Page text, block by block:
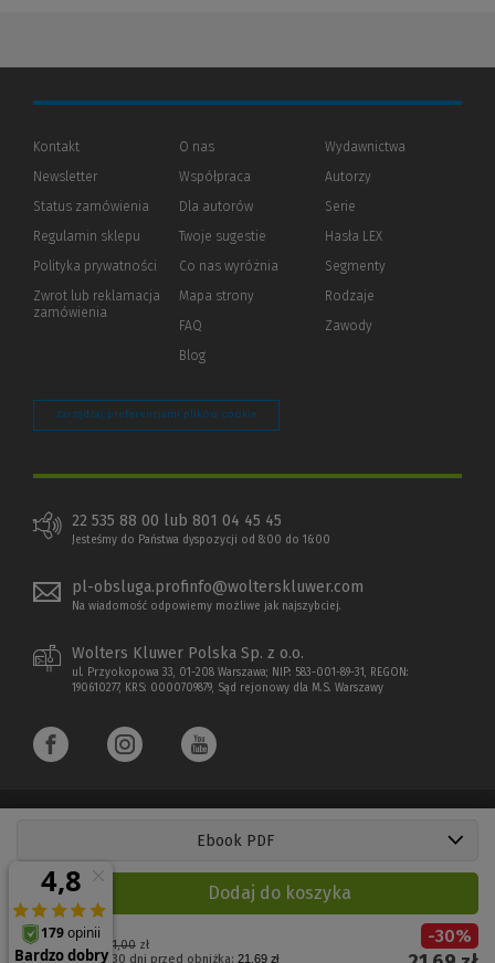
Ebook PDF
Cena regularna: 31,00zł
Najniższa cena z 30 dni przed obniżką:21,69 zł
-30%
Dodaj do koszyka
Kontakt
Newsletter
Status zamówienia
Regulamin sklepu
Polityka prywatności (Nowe
(Link
innej
Zwrot lub reklamacja
zamówienia
O nas
Współpraca
Dla autorów(Nowe
(Link
innej
Twoje sugestie
Co nas wyróżnia
Mapa strony
FAQ
Blog
Wydawnictwa
Autorzy
Serie
Hasła LEX
Segmenty
Rodzaje
Zawody
Zarządzaj preferencjami plików cookie
22 535 88 00 lub 801 04 45 45
Jesteśmy do Państwa dyspozycji od 8:00 do 16:00
pl-obsluga.profinfo@wolterskluwer.com
Na wiadomość odpowiemy możliwe jak najszybciej.
Wolters Kluwer Polska Sp. z o.o.
ul. Przyokopowa 33, 01-208 Warszawa; NIP: 583-001-89-31, REGON:
190610277, KRS: 0000709879, Sąd rejonowy dla M.S. Warszawy
Copyright 1997 - 2026 Wolters Kluwer Polska Sp. z o.o.
Płatności elektroniczne
(Nowe
(Link